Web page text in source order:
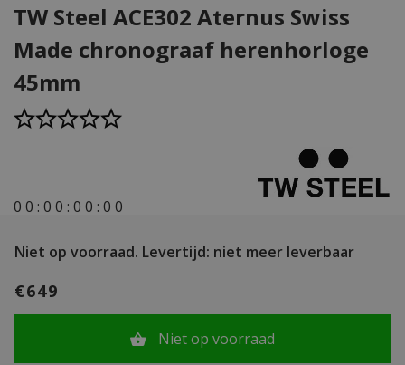
TW Steel ACE302 Aternus Swiss
Made chronograaf herenhorloge
45mm
0 0 : 0 0 : 0 0 : 0 0
Niet op voorraad. Levertijd: niet meer leverbaar
€649
Niet op voorraad